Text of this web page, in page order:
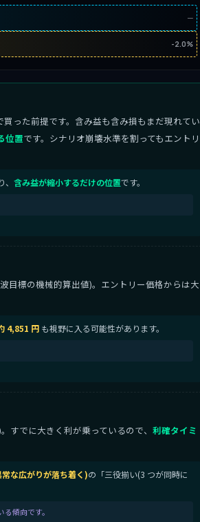
─
-2.0%
った前提です。含み益も含み損もまだ現れてい
位置です。シナリオ崩壊水準を割ってもエントリ
含み益が縮小するだけの位置です。
目標の機械的算出値)。エントリー価格からは大
4,851 円 も視野に入る可能性があります。
すでに大きく利が乗っているので、 利確タイミ
な広がりが落ち着く)の「三役揃い(3 つが同時に
傾向です。